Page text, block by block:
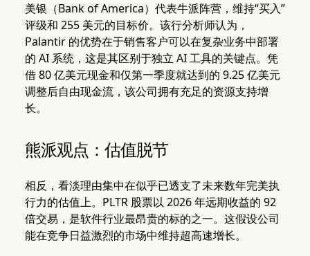
美银（Bank of America）代表牛派阵营，维持“买入”
评级和 255 美元的目标价。该行分析师认为，
Palantir 的优势在于销售客户可以在复杂业务中部署
的 AI 系统，这是其区别于独立 AI 工具的关键点。凭
借 80 亿美元现金和仅第一季度就达到的 9.25 亿美元
调整后自由现金流，该公司拥有充足的资源支持增
长。
熊派观点：估值脱节
相反，看淡理由集中在似乎已透支了未来数年完美执
行力的估值上。PLTR 股票以 2026 年远期收益的 92
倍交易，是软件行业最昂贵的标的之一。这假设公司
能在竞争日益激烈的市场中维持超高速增长。